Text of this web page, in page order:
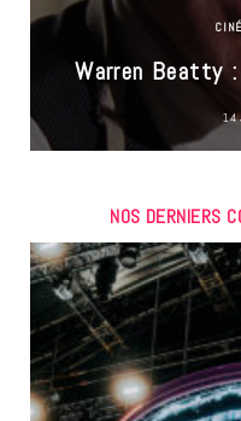
Warren Beatty
14
NOS DERNIERS